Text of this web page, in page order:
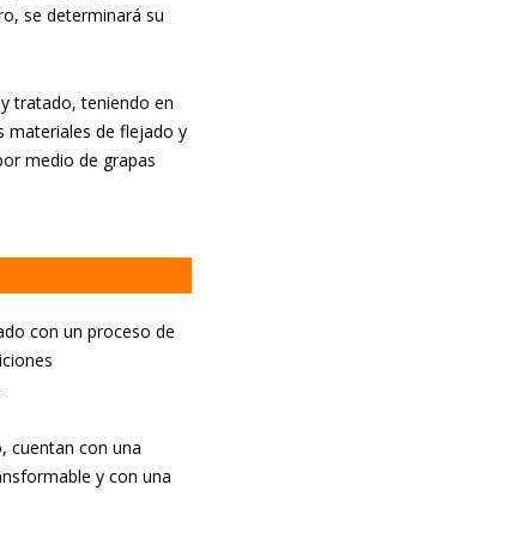
se determinará su
tratado, teniendo en
materiales de flejado y
medio de grapas
con un proceso de
cuentan con una
y con una